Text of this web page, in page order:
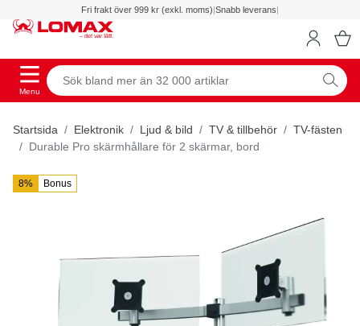
Fri frakt över 999 kr (exkl. moms)|Snabb leverans|
Menu
Startsida Elektronik Ljud & bild TV & tillbehör
TV-fästen
Durable Pro skärmhållare för 2 skärmar, bord
8% Bonus